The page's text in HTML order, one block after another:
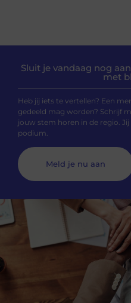
Sluit je vandaag nog
met
Heb jij iets te vertellen? Een
gedeeld mag worden? Schrijf
jouw stem horen in de regio.
podium.
Meld je nu aan